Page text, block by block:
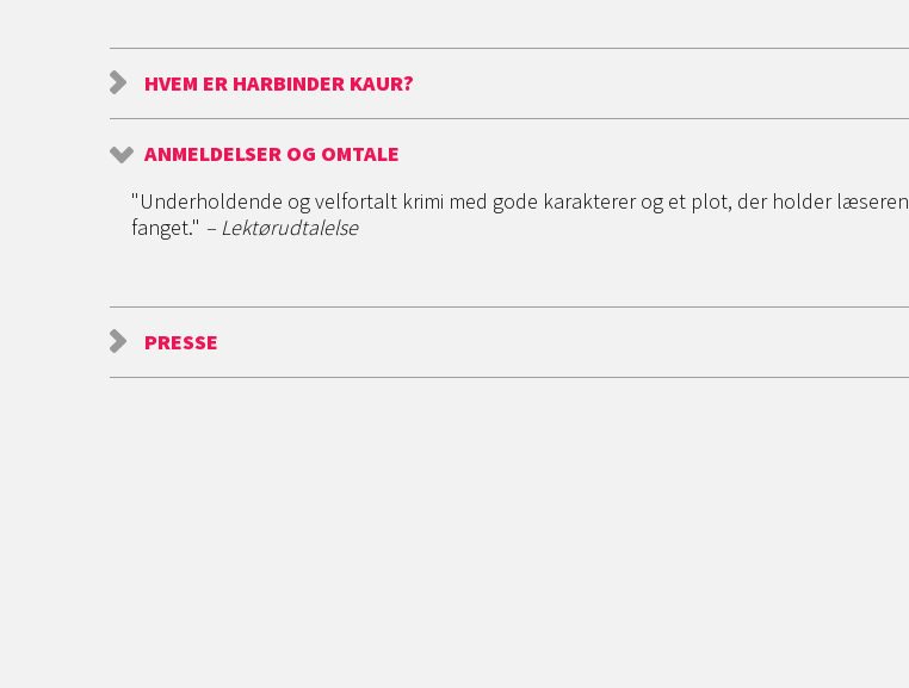
HVEM ER HARBINDER KAUR?
ANMELDELSER OG OMTALE
"Underholdende og velfortalt krimi med gode karakterer og et plot, der holder læseren
fanget." – Lektørudtalelse
PRESSE